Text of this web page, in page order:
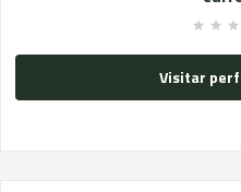
Visitar